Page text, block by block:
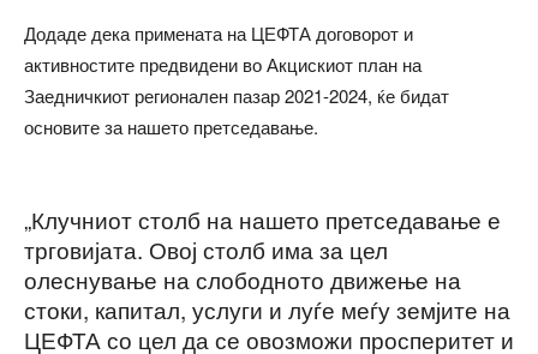
Додаде дека примената на ЦЕФТА договорот и
активностите предвидени во Акцискиот план на
Заедничкиот регионален пазар 2021-2024, ќе бидат
основите за нашето претседавање.
„Клучниот столб на нашето претседавање е
трговијата. Овој столб има за цел
олеснување на слободното движење на
стоки, капитал, услуги и луѓе меѓу земјите на
ЦЕФТА со цел да се овозможи просперитет и